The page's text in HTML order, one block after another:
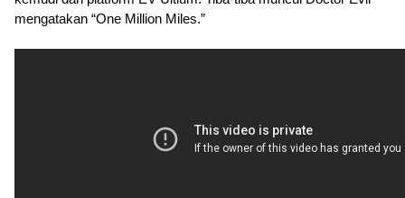
mengatakan “One Million Miles.”